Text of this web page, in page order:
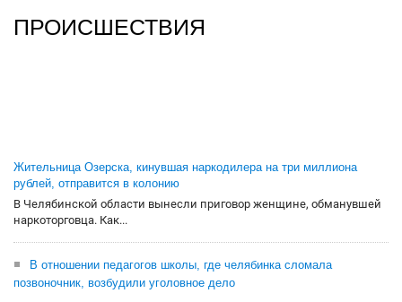
ПРОИСШЕСТВИЯ
Жительница Озерска, кинувшая наркодилера на три миллиона
рублей, отправится в колонию
В Челябинской области вынесли приговор женщине, обманувшей
наркоторговца. Как...
В отношении педагогов школы, где челябинка сломала
позвоночник, возбудили уголовное дело